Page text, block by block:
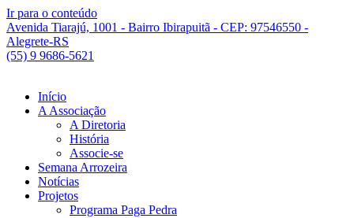
Ir para o conteúdo
Avenida Tiarajú, 1001 - Bairro Ibirapuitã - CEP: 97546550 -
Alegrete-RS
(55) 9 9686-5621
Início
A Associação
A Diretoria
História
Associe-se
Semana Arrozeira
Notícias
Projetos
Programa Paga Pedra